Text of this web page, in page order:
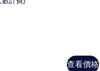
查看價格